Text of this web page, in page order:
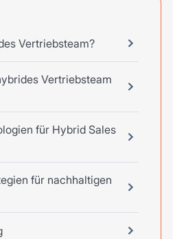
Vertriebsteam?
Vertriebsteam
für Hybrid Sales
für nachhaltigen